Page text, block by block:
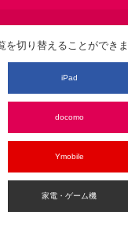
切り替えることができま
iPad
docomo
Ymobile
家電・ゲーム機